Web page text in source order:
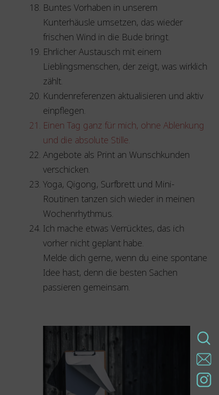
Buntes Vorhaben in unserem
Kunterhäusle umsetzen, das wieder
frischen Wind in die Bude bringt.
Ehrlicher Austausch mit einem
Lieblingsmenschen, der zeigt, was wirklich
zählt.
Kundenreferenzen aktualisieren und aktiv
einpflegen.
Einen Tag ganz für mich, ohne Ablenkung
und die absolute Stille.
Angebote als Print an Wunschkunden
verschicken.
Yoga, Qigong, Surfbrett und Mini-
Routinen tanzen sich wieder in meinen
Wochenrhythmus.
Ich mache etwas Verrücktes, das ich
vorher nicht geplant habe.
Melde dich gerne, wenn du eine spontane
Idee hast, denn die besten Sachen
passieren gemeinsam.